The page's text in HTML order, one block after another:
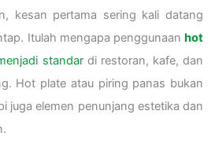
kesan pertama sering kali datang
Itulah mengapa penggunaan hot
standardi restoran, kafe, dan
Hot plate atau piring panas bukan
juga elemen penunjang estetika dan